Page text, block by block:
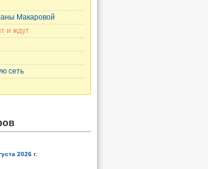
Макаровой
и ждут
сеть
2026 г.